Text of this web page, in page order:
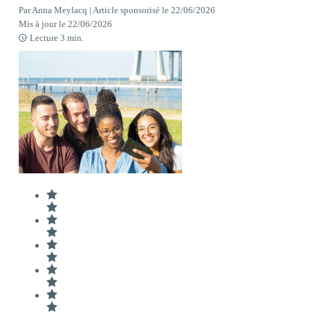
ParAnna Meylacq | Article sponsorisé le 22/06/2026
Mis à jour le 22/06/2026
Lecture 3 min.